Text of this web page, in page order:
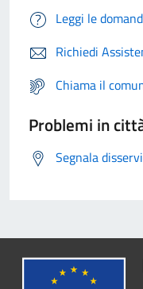
Leggi le
Richiedi
Chiama il
Problemi in
Segnala